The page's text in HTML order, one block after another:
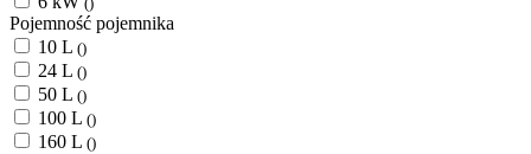
Pojemność pojemnika
10 L ()
24 L ()
50 L ()
100 L ()
160 L ()